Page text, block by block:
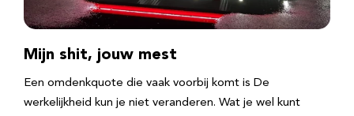
Mijn shit, jouw mest
Een omdenkquote die vaak voorbij komt is De
werkelijkheid kun je niet veranderen. Wat je wel kunt